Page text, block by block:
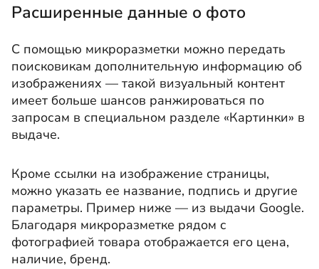
Расширенные данные о фото
С помощью микроразметки можно передать
поисковикам дополнительную информацию об
изображениях — такой визуальный контент
имеет больше шансов ранжироваться по
запросам в специальном разделе «Картинки» в
выдаче.
Кроме ссылки на изображение страницы,
можно указать ее название, подпись и другие
параметры. Пример ниже — из выдачи Google.
Благодаря микроразметке рядом с
фотографией товара отображается его цена,
наличие, бренд.